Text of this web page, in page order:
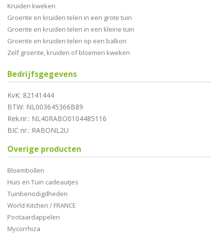
Kruiden kweken
Groente en kruiden telen in een grote tuin
Groente en kruiden telen in een kleine tuin
Groente en kruiden telen op een balkon
Zelf groente, kruiden of bloemen kweken
Bedrijfsgegevens
KvK: 82141444
BTW: NL003645366B89
Rek.nr.: NL40RABO0104485116
BIC nr.: RABONL2U
Overige producten
Bloembollen
Huis en Tuin cadeautjes
Tuinbenodigdheden
World Kitchen / FRANCE
Pootaardappelen
Mycorrhiza